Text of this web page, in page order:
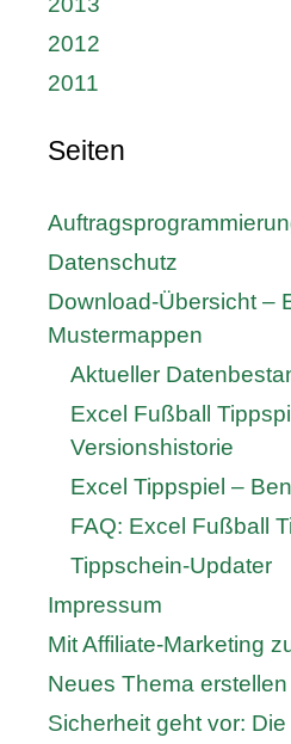
2012
2011
Seiten
Datenschutz
Download-Übersicht –
Mustermappen
Aktueller
Excel Fußball
Versionshistorie
Excel Tippspiel –
FAQ: Excel Fußball
Tippschein-Updater
Impressum
Mit Affiliate-Marketing
Neues Thema erstellen
Sicherheit geht vor: